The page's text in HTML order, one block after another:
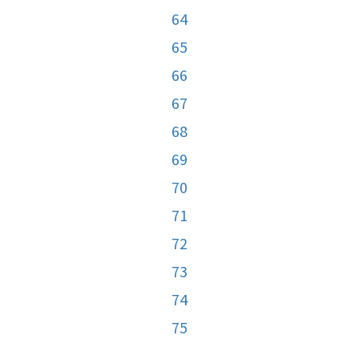
64
65
66
67
68
69
70
71
72
73
74
75